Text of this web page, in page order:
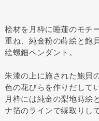
桧材を月枠に睡蓮のモチ
重ね、純金粉の蒔絵と鮑
絵螺鈿ペンダント。
朱漆の上に施された鮑貝
色の花びらを作りだして
月枠には純金の梨地蒔絵
ナ箔のラインで縁取りし